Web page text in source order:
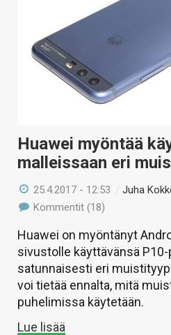
VAIHDA TEEMA
Huawei myöntää
malleissaan eri
25.4.2017 - 12:53 /Juha
Kommentit (18)
Huawei on myöntänyt
sivustolle käyttävänsä
satunnaisesti eri
voi tietää ennalta, mitä
puhelimissa käytetään.
Lue lisää